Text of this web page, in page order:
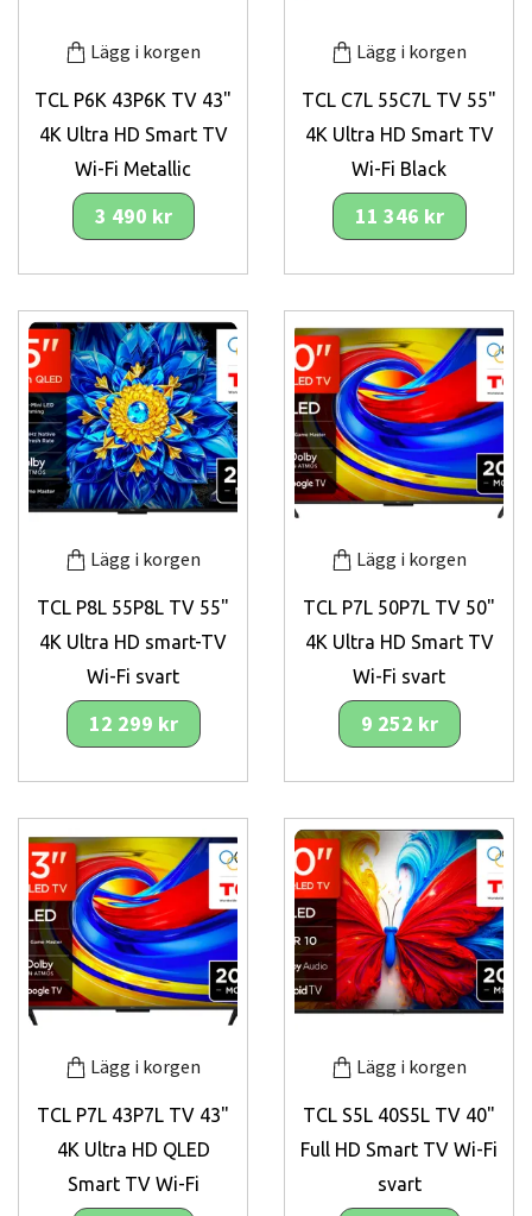
Lägg i korgen
TCL P6K 43P6K TV 43"
4K Ultra HD Smart TV
Wi-Fi Metallic
3 490 kr
Lägg i korgen
TCL C7L 55C7L TV 55"
4K Ultra HD Smart TV
Wi-Fi Black
11 346 kr
Lägg i korgen
TCL P8L 55P8L TV 55"
4K Ultra HD smart-TV
Wi-Fi svart
12 299 kr
Lägg i korgen
TCL P7L 50P7L TV 50"
4K Ultra HD Smart TV
Wi-Fi svart
9 252 kr
Lägg i korgen
TCL P7L 43P7L TV 43"
4K Ultra HD QLED
Smart TV Wi-Fi
Lägg i korgen
TCL S5L 40S5L TV 40"
Full HD Smart TV Wi-Fi
svart